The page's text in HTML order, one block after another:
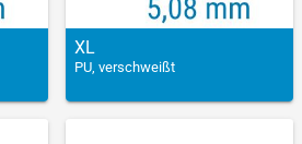
XL
PU, verschweißt